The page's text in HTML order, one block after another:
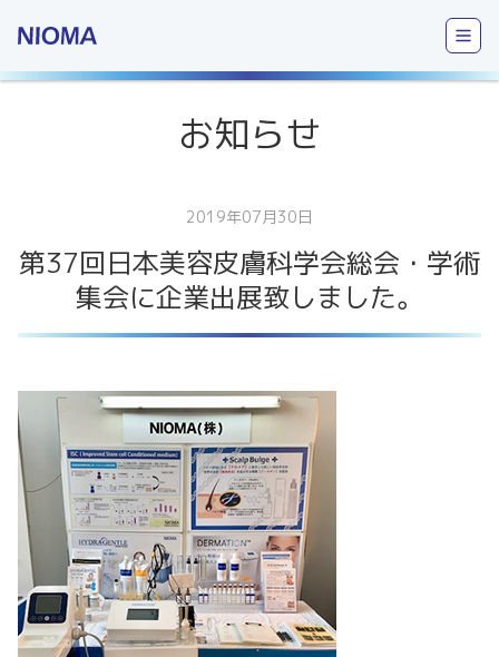
お知らせ
2019年07月30日
第37回日本美容皮膚科学会総会・学術
集会に企業出展致しました。